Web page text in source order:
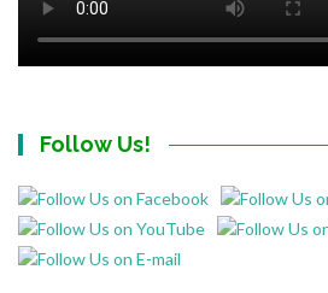
Follow Us!